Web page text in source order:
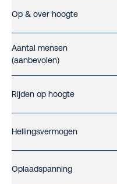
Op & over hoogte
Aantal mensen
(aanbevolen)
Rijden op hoogte
Hellingsvermogen
Oplaadspanning